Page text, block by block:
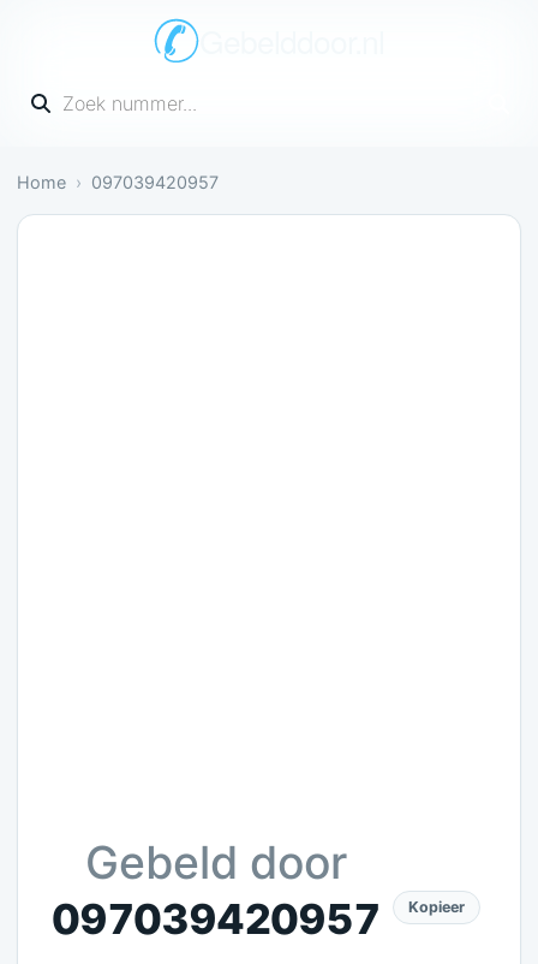
Gebelddoor.nl
Vul een telefoonnummer in
Home 097039420957
Gebeld door
097039420957 Kopieer